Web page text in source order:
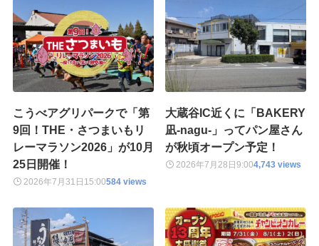
こうべアグリパークで「第
9回！THE・さつまいもリ
レーマラソン2026」が10月
25日開催！
2026年7月31日 15:00584 views
大蔵谷IC近くに「BAKERY
凪-nagu-」ってパン屋さん
が秋頃オープン予定！
2026年7月28日9:004,743 views